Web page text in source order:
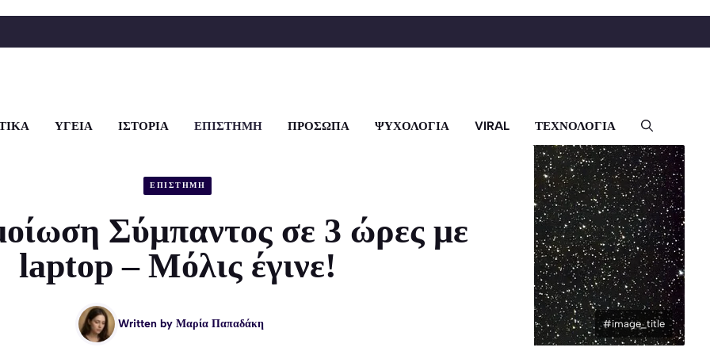
ΥΓΕΙΑ ΙΣΤΟΡΙΑ ΕΠΙΣΤΗΜΗ ΠΡΟΣΩΠΑ ΨΥΧΟΛΟΓΙΑ VIRAL ΤΕΧΝΟΛΟΓΙΑ
#image_title
ΕΠΙΣΤΗΜΗ
Σύμπαντος σε 3 ώρες με
laptop – Μόλις έγινε!
Written by Μαρία Παπαδάκη